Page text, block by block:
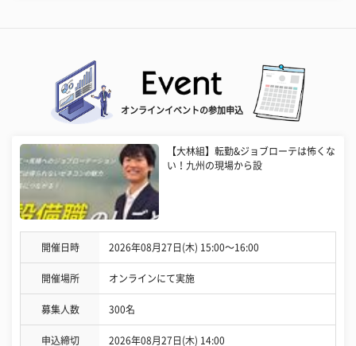
オンラインイベントの参加申込
【大林組】転勤&ジョブローテは怖くな
い！九州の現場から設
開催日時 2026年08月27日(木) 15:00〜16:00
開催場所 オンラインにて実施
募集人数 300名
申込締切 2026年08月27日(木) 14:00